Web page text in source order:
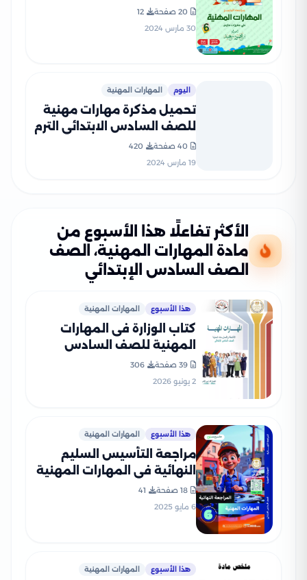
مارس للصف السادس
الابتدائي (شرح + بنك أسئلة)
20 صفحة
12
30 مارس 2024
اليوم المهارات المهنية
تحميل مذكرة مهارات مهنية
للصف السادس الابتدائي الترم
الثاني 2024
40 صفحة
420
19 مارس 2024
الأكثر تفاعلًا هذا الأسبوع من
مادة المهارات المهنية، الصف
الصف السادس الإبتدائي
هذا الأسبوع المهارات المهنية
كتاب الوزارة فى المهارات
المهنية للصف السادس
بصيغة PDF
39 صفحة
306
2 يونيو 2026
هذا الأسبوع المهارات المهنية
مراجعة التأسيس السليم
النهائية في المهارات المهنية
للصف السادس الابتدائي الترم
الثاني 2025 PDF بالاجابات
18 صفحة
41
6 مايو 2025
هذا الأسبوع المهارات المهنية